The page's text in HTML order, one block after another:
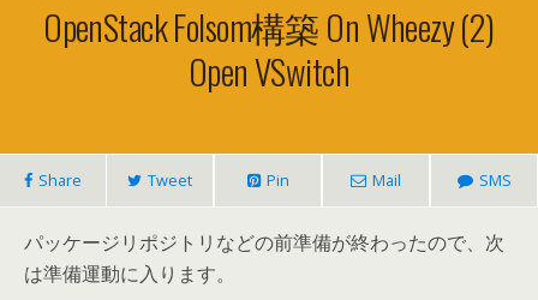
OpenStack Folsom構築 On Wheezy (2)
Open VSwitch
Share Tweet Pin Mail SMS
パッケージリポジトリなどの前準備が終わったので、次
は準備運動に入ります。